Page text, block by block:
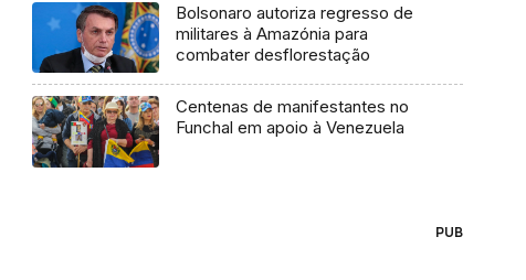
Bolsonaro autoriza regresso de
militares à Amazónia para
combater desflorestação
Centenas de manifestantes no
Funchal em apoio à Venezuela
PUB